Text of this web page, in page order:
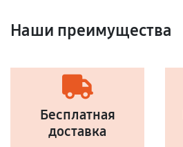
Наши преимущества
Бесплатная
доставка